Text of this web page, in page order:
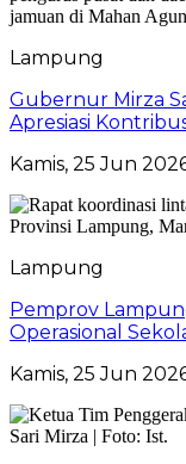
Lampung
Gubernur Mirza
Apresiasi
Kamis, 25 Jun
Lampung
Pemprov
Operasional
Kamis, 25 Jun